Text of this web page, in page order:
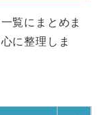
覧にまとめま
に整理しま